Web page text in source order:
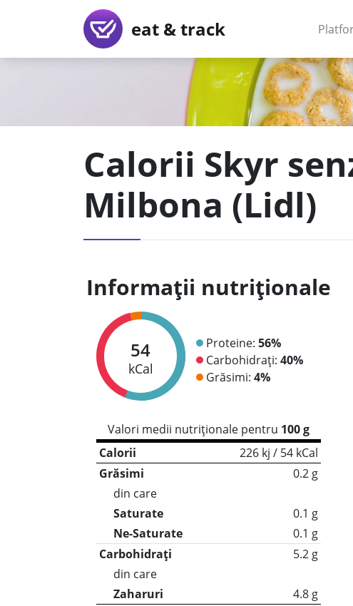
eat & track
Calorii Skyr
Milbona (Lidl)
Informații nutriționale
54
kCal
Proteine: 56%
Carbohidrați: 40%
Grăsimi: 4%
Valori medii nutriționale pentru 100 g
Calorii
226 kj / 54 kCal
Grăsimi
0.2 g
din care
Saturate
0.1 g
Ne-Saturate
0.1 g
Carbohidrați
5.2 g
din care
Zaharuri
4.8 g